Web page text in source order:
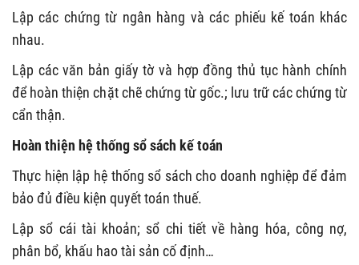
Lập các chứng từ ngân hàng và các phiếu kế toán khác
nhau.
Lập các văn bản giấy tờ và hợp đồng thủ tục hành chính
để hoàn thiện chặt chẽ chứng từ gốc.; lưu trữ các chứng từ
cẩn thận.
Hoàn thiện hệ thống sổ sách kế toán
Thực hiện lập hệ thống sổ sách cho doanh nghiệp để đảm
bảo đủ điều kiện quyết toán thuế.
Lập sổ cái tài khoản; sổ chi tiết về hàng hóa, công nợ,
phân bổ, khấu hao tài sản cố định…